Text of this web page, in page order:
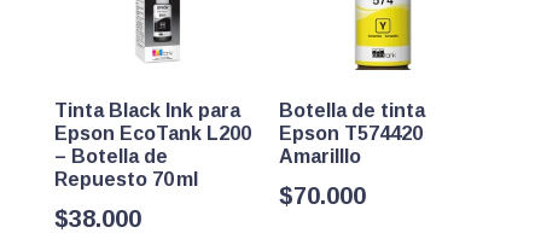
Tinta Black Ink para
Epson EcoTank L200
– Botella de
Repuesto 70 ml
$38.000
Botella de tinta
Epson T574420
Amarilllo
$70.000